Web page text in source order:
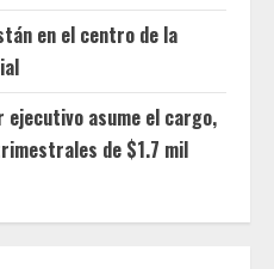
en el centro de la
asume el cargo,
de $1.7 mil